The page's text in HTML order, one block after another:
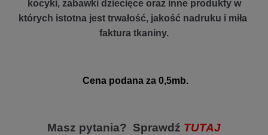
kocyki, zabawki dziecięce oraz inne produkty w
których istotna jest trwałość, jakość nadruku i miła
faktura tkaniny.
Cena podana za 0,5mb.
Masz pytania? Sprawdź TUTAJ